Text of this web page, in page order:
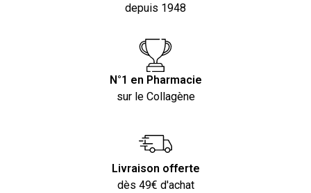
depuis 1948
N°1 en Pharmacie
sur le Collagène
Livraison offerte
dès 49€ d'achat